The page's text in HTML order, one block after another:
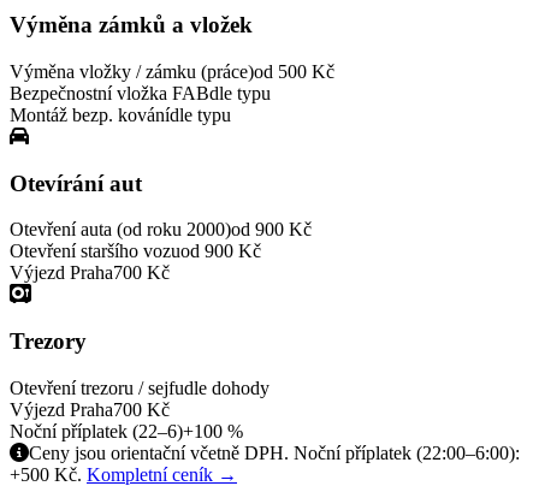
Výměna zámků a vložek
Výměna vložky / zámku (práce)od 500 Kč
Bezpečnostní vložka FABdle typu
Montáž bezp. kovánídle typu
Otevírání aut
Otevření auta (od roku 2000)od 900 Kč
Otevření staršího vozuod 900 Kč
Výjezd Praha700 Kč
Trezory
Otevření trezoru / sejfudle dohody
Výjezd Praha700 Kč
Noční příplatek (22–6)+100 %
Ceny jsou orientační včetně DPH. Noční příplatek (22:00–6:00):
+500 Kč. Kompletní ceník →